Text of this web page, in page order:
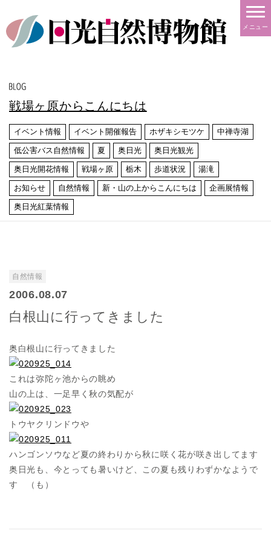
メニュー
戦場ヶ原からこんにちは
イベント情報 イベント開催報告 ホザキシモツケ 中禅寺湖
低公害バス自然情報 夏 奥日光 奥日光観光
奥日光開花情報 戦場ヶ原 栃木 歩道状況 湯滝
お知らせ 自然情報 新・山の上からこんにちは 企画展情報
奥日光紅葉情報
自然情報
2006.08.07
白根山に行ってきました
奥白根山に行ってきました
これは弥陀ヶ池からの眺め
山の上は、一足早く秋の気配が
トウヤクリンドウや
ハンゴンソウなど夏の終わりから秋に咲く花が咲き出してます
奥日光も、今とっても暑いけど、この夏も残りわずかなようで
す （も）